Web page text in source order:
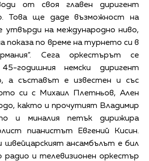
от своя главен диригент
Това ще даде възможност на
утвърди на международно ниво,
показа по време на турнето си в
Сега оркестърът се
годишния немски диригент
а съставът е известен и със
си с Михаил Плетньов, Ален
както и прочутият Владимир
и миналия петък дирижира
пианистът Евгений Кисин.
швейцарският ансамбълът е бил
радио и телевизионен оркестър